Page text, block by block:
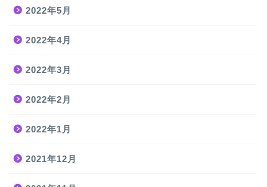
2022年5月
2022年4月
2022年3月
2022年2月
2022年1月
2021年12月